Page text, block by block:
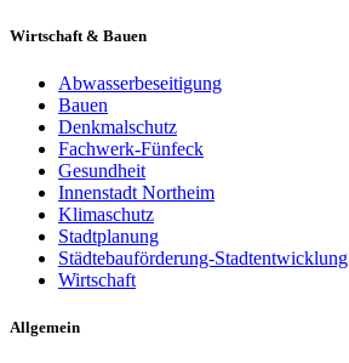
Wirtschaft & Bauen
Abwasserbeseitigung
Bauen
Denkmalschutz
Fachwerk-Fünfeck
Gesundheit
Innenstadt Northeim
Klimaschutz
Stadtplanung
Städtebauförderung-Stadtentwicklung
Wirtschaft
Allgemein